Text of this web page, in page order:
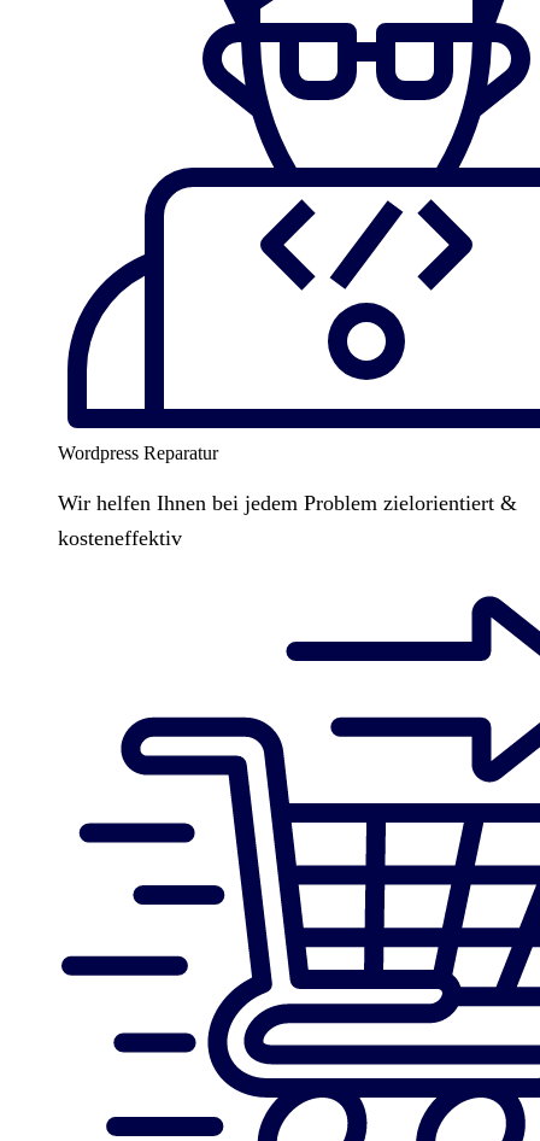
Wordpress Reparatur
Wir helfen Ihnen bei jedem Problem zielorientiert &
kosteneffektiv